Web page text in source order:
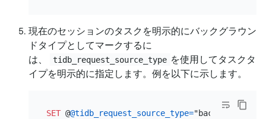
現在のセッションのタスクを明示的にバックグラウン
ドタイプとしてマークするに
は、
tidb_request_source_type を使用してタスクタ
イプを明示的に指定します。例を以下に示します。
SET @@tidb_request_source_type=